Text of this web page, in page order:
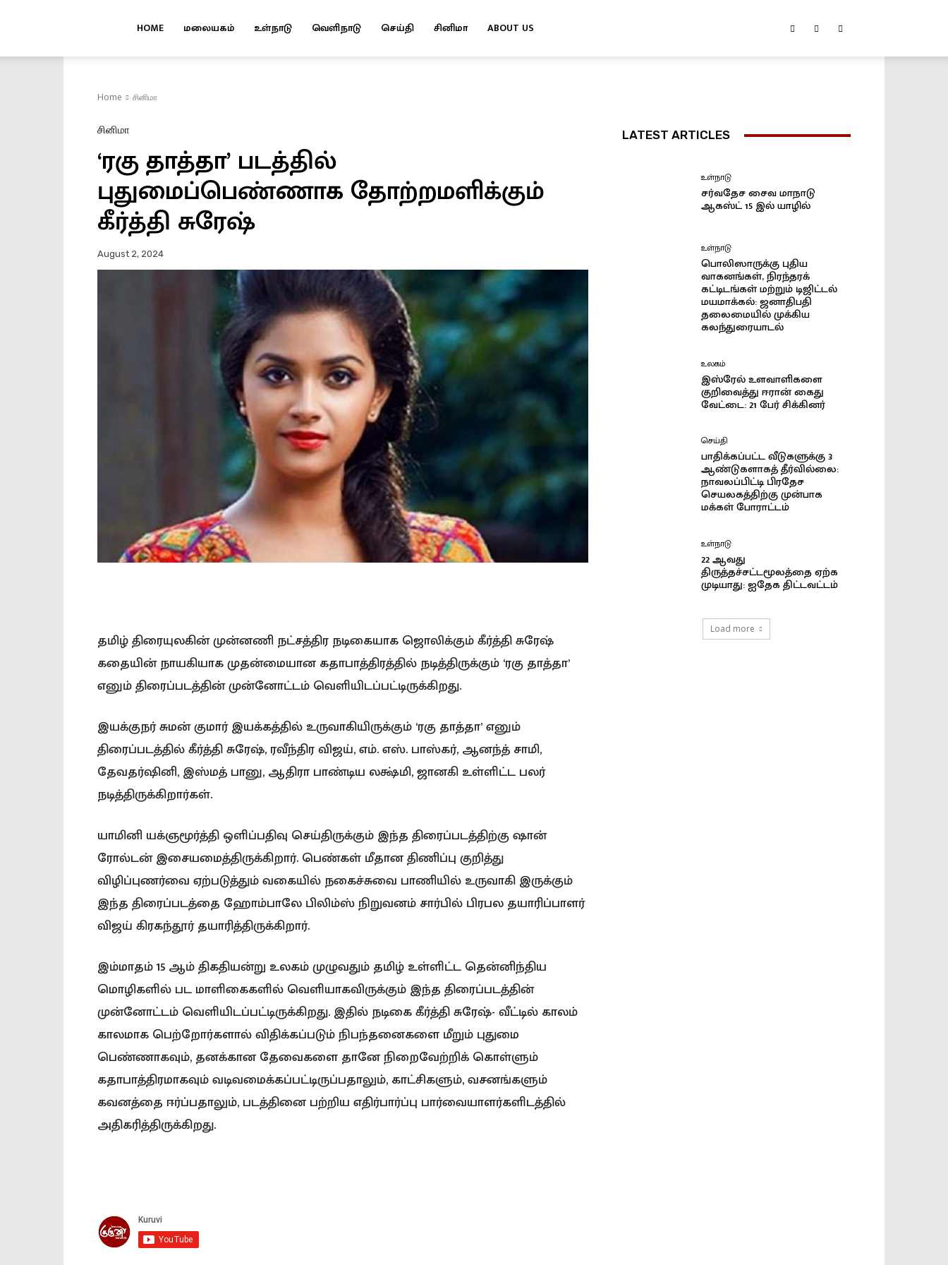
HOME மலையகம் உள்நாடு வெளிநாடு செய்தி சினிமா ABOUT US
Home சினிமா
சினிமா
‘ரகு தாத்தா’ படத்தில்
புதுமைப்பெண்ணாக தோற்றமளிக்கும்
கீர்த்தி சுரேஷ்
August 2, 2024
தமிழ் திரையுலகின் முன்னணி நட்சத்திர நடிகையாக ஜொலிக்கும் கீர்த்தி சுரேஷ்
கதையின் நாயகியாக முதன்மையான கதாபாத்திரத்தில் நடித்திருக்கும் ‘ரகு தாத்தா’
எனும் திரைப்படத்தின் முன்னோட்டம் வெளியிடப்பட்டிருக்கிறது.
இயக்குநர் சுமன் குமார் இயக்கத்தில் உருவாகியிருக்கும் ‘ரகு தாத்தா’ எனும்
திரைப்படத்தில் கீர்த்தி சுரேஷ், ரவீந்திர விஜய், எம். எஸ். பாஸ்கர், ஆனந்த் சாமி,
தேவதர்ஷினி, இஸ்மத் பானு, ஆதிரா பாண்டிய லக்ஷ்மி, ஜானகி உள்ளிட்ட பலர்
நடித்திருக்கிறார்கள்.
யாமினி யக்ஞமூர்த்தி ஒளிப்பதிவு செய்திருக்கும் இந்த திரைப்படத்திற்கு ஷான்
ரோல்டன் இசையமைத்திருக்கிறார். பெண்கள் மீதான திணிப்பு குறித்து
விழிப்புணர்வை ஏற்படுத்தும் வகையில் நகைச்சுவை பாணியில் உருவாகி இருக்கும்
இந்த திரைப்படத்தை ஹோம்பாலே பிலிம்ஸ் நிறுவனம் சார்பில் பிரபல தயாரிப்பாளர்
விஜய் கிரகந்தூர் தயாரித்திருக்கிறார்.
இம்மாதம் 15 ஆம் திகதியன்று உலகம் முழுவதும் தமிழ் உள்ளிட்ட தென்னிந்திய
மொழிகளில் பட மாளிகைகளில் வெளியாகவிருக்கும் இந்த திரைப்படத்தின்
முன்னோட்டம் வெளியிடப்பட்டிருக்கிறது. இதில் நடிகை கீர்த்தி சுரேஷ்- வீட்டில் காலம்
காலமாக பெற்றோர்களால் விதிக்கப்படும் நிபந்தனைகளை மீறும் புதுமை
பெண்ணாகவும், தனக்கான தேவைகளை தானே நிறைவேற்றிக் கொள்ளும்
கதாபாத்திரமாகவும் வடிவமைக்கப்பட்டிருப்பதாலும், காட்சிகளும், வசனங்களும்
கவனத்தை ஈர்ப்பதாலும், படத்தினை பற்றிய எதிர்பார்ப்பு பார்வையாளர்களிடத்தில்
அதிகரித்திருக்கிறது.
LATEST ARTICLES
உள்நாடு
சர்வதேச சைவ மாநாடு
ஆகஸ்ட் 15 இல் யாழில்
உள்நாடு
பொலிஸாருக்கு புதிய
வாகனங்கள், நிரந்தரக்
கட்டிடங்கள் மற்றும் டிஜிட்டல்
மயமாக்கல்: ஜனாதிபதி
தலைமையில் முக்கிய
கலந்துரையாடல்
உலகம்
இஸ்ரேல் உளவாளிகளை
குறிவைத்து ஈரான் கைது
வேட்டை: 21 பேர் சிக்கினர்
செய்தி
பாதிக்கப்பட்ட வீடுகளுக்கு 3
ஆண்டுகளாகத் தீர்வில்லை:
நாவலப்பிட்டி பிரதேச
செயலகத்திற்கு முன்பாக
மக்கள் போராட்டம்
உள்நாடு
22 ஆவது
திருத்தச்சட்டமூலத்தை ஏற்க
முடியாது: ஐதேக திட்டவட்டம்
Load more